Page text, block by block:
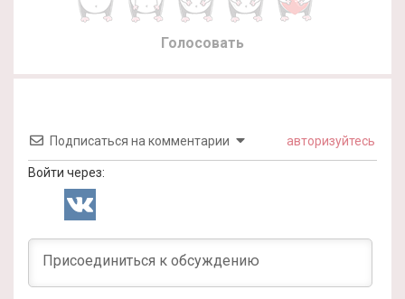
Голосовать
Подписаться на комментарии авторизуйтесь
Войти через: